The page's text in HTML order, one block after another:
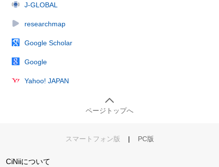
J-GLOBAL
researchmap
Google Scholar
Google
Yahoo! JAPAN
ページトップへ
スマートフォン版 | PC版
CiNiiについて